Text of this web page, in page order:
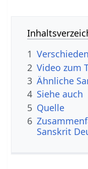
1
2 Video zum
3 Ähnliche
4 Siehe auch
5 Quelle
6
Sanskrit